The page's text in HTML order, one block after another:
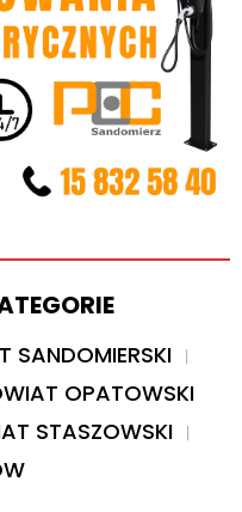
SANDOMIERSKI
OPATOWSKI
STASZOWSKI